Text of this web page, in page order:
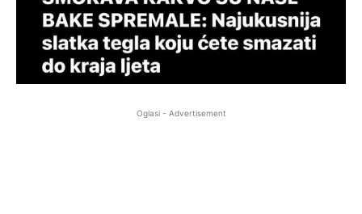
Oglasi - Advertisement